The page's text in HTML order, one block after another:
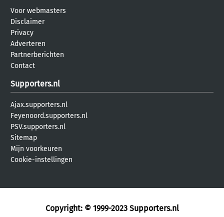
Voor webmasters
Disclaimer
Privacy
Adverteren
Partnerberichten
Contact
Supporters.nl
Ajax.supporters.nl
Feyenoord.supporters.nl
PSV.supporters.nl
Sitemap
Mijn voorkeuren
Cookie-instellingen
Copyright: © 1999-2023 Supporters.nl